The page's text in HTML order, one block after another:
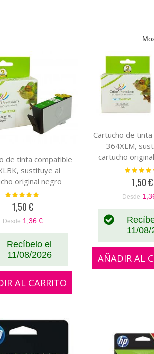
de tinta compatible
sustituye al
original negro
CN684EE
Valoración:
1,50 €
Desde 1,36 €
Recíbelo el
11/08/2026
AL CARRITO
Cartucho de
364XLM,
cartucho
CB319EE-
1,50 €
Desde
11/08/
AÑADIR AL